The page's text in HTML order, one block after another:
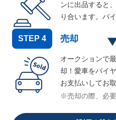
ンに出品すると
り合います。バ
STEP 4 売却
オークションで
却！愛車をバイ
お支払いしてお
※売却の際、必